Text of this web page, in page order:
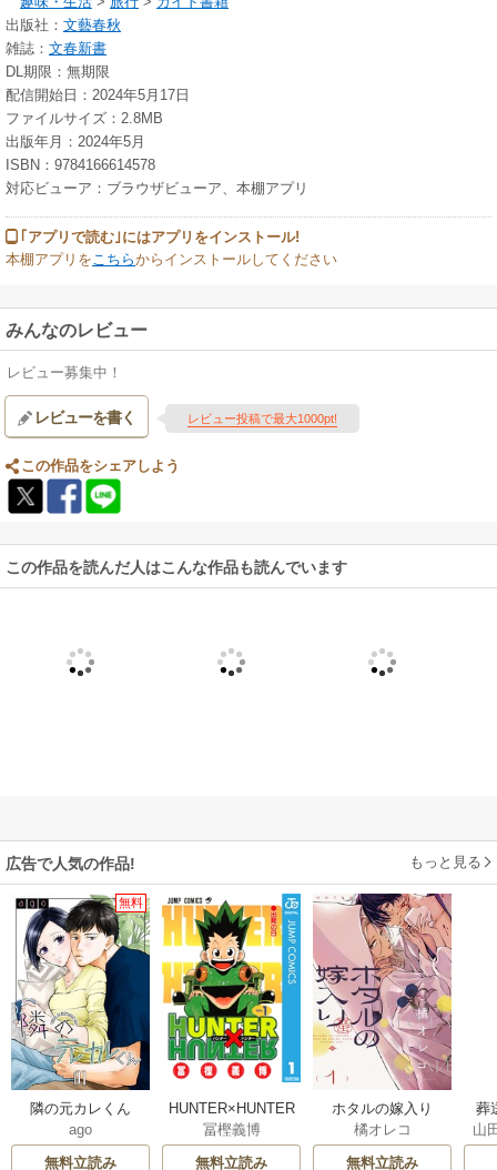
イワン・ツルゲーネフ『父と子』
ニコライ・ネクラ―ソフ『ロシヤは誰に住みよいか』
アントン・チェーホフ『初期短編集』
マクシム・ゴーリキー『どん底』
フセーヴォロド・ガルシン「アッタレーア・プリンケプス」
レフ・トルストイ『復活』
出版社： 文藝春秋
雑誌： 文春新書
DL期限：無期限
配信開始日：2024年5月17日
ファイルサイズ：2.8MB
出版年月：2024年5月
ISBN：9784166614578
対応ビューア：ブラウザビューア、本棚アプリ
｢アプリで読む｣にはアプリをインストール!
本棚アプリをこちらからインストールしてください
みんなのレビュー
レビュー募集中！
レビューを書く レビュー投稿で最大1000pt!
この作品をシェアしよう
この作品を読んだ人はこんな作品も読んでいます
広告で人気の作品! もっと見る
無料
隣の元カレくん
ago
無料立読み
HUNTER×HUNTER
モノクロ版
冨樫義博
無料立読み
ホタルの嫁入り
橘オレコ
無料立読み
葬
山